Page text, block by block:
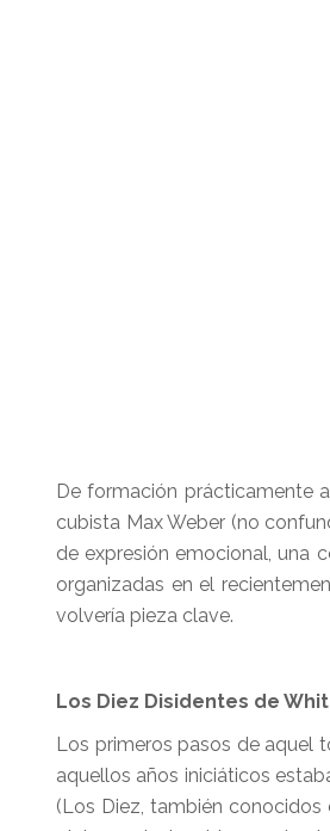
De formación prácticamente
cubista Max Weber (no
de expresión emocional, una
organizadas en el
volvería pieza clave.
Los Diez Disidentes de
Los primeros pasos de aquel
aquellos años iniciáticos
(Los Diez, también